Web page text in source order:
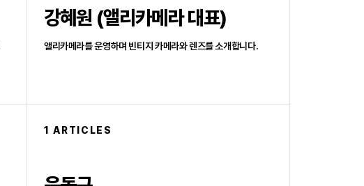
강혜원 (앨리카메라 대표)
앨리카메라를 운영하며 빈티지 카메라와 렌즈를 소개합니다.
1 ARTICLES